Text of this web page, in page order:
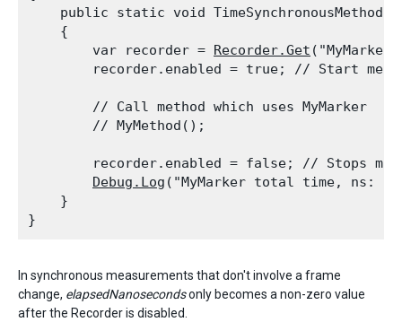
public static void
    {
        var recorder =
Recorder.Get
recorder.enabled = true; // Start
        // Call method which uses MyMarker
        // MyMethod();
recorder.enabled = false; // Stops
Debug.Log ("MyMarker total time, ns: "
    }
In synchronous measurements that don't involve a frame
change, elapsedNanosecondsonly becomes a non-zero value
after the Recorder is disabled.